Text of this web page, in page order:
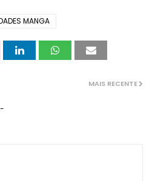
MANGA
MAIS RECENTE